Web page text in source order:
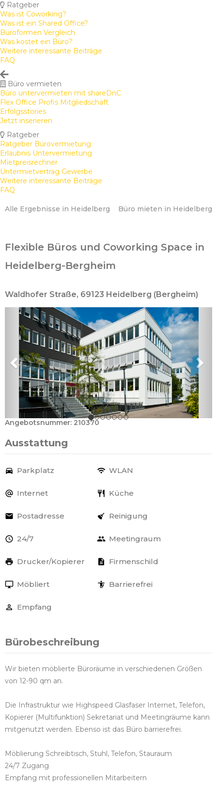
Ratgeber
Was ist Coworking?
Was ist ein Shared Office?
Büroformen Vergleich
Was kostet ein Büro?
Weitere interessante Beiträge
FAQ
Büro vermieten
Büro untervermieten mit shareDnC
Flex Office Profis Mitgliedschaft
Erfolgsstories
Jetzt inserieren
Ratgeber
Ratgeber Bürovermietung
Erlaubnis Untervermietung
Mietpreisrechner
Untermietvertrag Gewerbe
Weitere interessante Beiträge
FAQ
Alle Ergebnisse in Heidelberg Büro mieten in Heidelberg
Flexible Büros und Coworking Space in
Heidelberg-Bergheim
Waldhofer Straße, 69123 Heidelberg (Bergheim)
Angebotsnummer: 210370
Ausstattung
Parkplatz WLAN
Internet Küche
Postadresse Reinigung
24/7 Meetingraum
Drucker/Kopierer Firmenschild
Möbliert Barrierefrei
Empfang
Bürobeschreibung
Wir bieten möblierte Büroräume in verschiedenen Größen
von 12-90 qm an.
Die Infrastruktur wie Highspeed Glasfaser Internet, Telefon,
Kopierer (Multifunktion) Sekretariat und Meetingräume kann
mitgenutzt werden. Ebenso ist das Büro barrierefrei.
Möblierung Schreibtisch, Stuhl, Telefon, Stauraum
24/7 Zugang
Empfang mit professionellen Mitarbeitern